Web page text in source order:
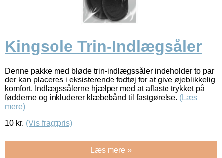
Kingsole Trin-Indlægsåler
Denne pakke med bløde trin-indlægssåler indeholder to par
der kan placeres i eksisterende fodtøj for at give øjeblikkelig
komfort. Indlægssålerne hjælper med at aflaste trykket på
fødderne og inkluderer klæbebånd til fastgørelse. (Læs
mere)
10 kr. (Vis fragtpris)
Læs mere »